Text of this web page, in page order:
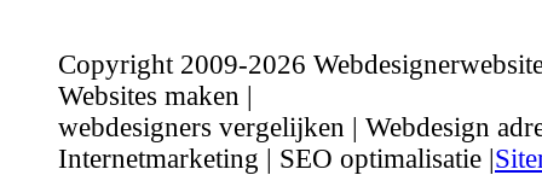
Copyright 2009-2026
Websites maken |
webdesigners vergelijken | Webdesign
Internetmarketing | SEO optimalisatie |